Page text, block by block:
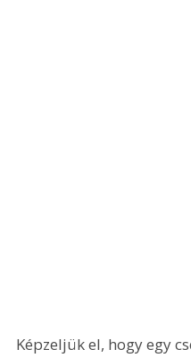
Képzeljük el, hogy egy